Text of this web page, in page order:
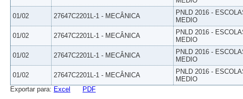
01/02 27647C2201L-1 - MECÂNICA
PNLD 2016 -
MEDIO
01/02 27647C2201L-1 - MECÂNICA
PNLD 2016 -
MEDIO
01/02 27647C2201L-1 - MECÂNICA
PNLD 2016 -
MEDIO
01/02 27647C2201L-1 - MECÂNICA
PNLD 2016 -
MEDIO
Exportar para: Excel PDF